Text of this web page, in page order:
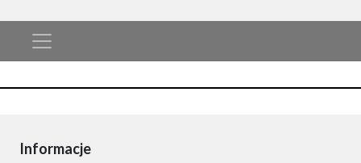
Informacje